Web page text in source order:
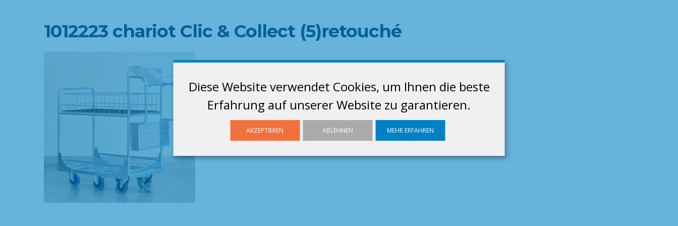
Diese Website verwendet Cookies, um Ihnen die beste
Erfahrung auf unserer Website zu garantieren.
AKZEPTIEREN ABLEHNEN MEHR ERFAHREN
1012223 chariot Clic & Collect (5)retouché